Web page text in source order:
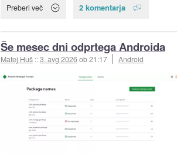
Preberi več 2 komentarja
Še mesec dni odprtega Androida
Matej Huš ::3. avg 2026ob 21:17 Android